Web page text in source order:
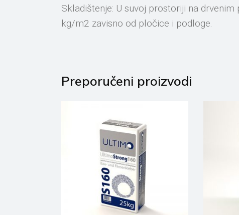
Skladištenje: U suvoj prostoriji na
kg/m2 zavisno od pločice i podloge.
Preporučeni proizvodi